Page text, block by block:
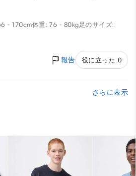
- 170cm体重: 76 - 80kg足のサイズ:
報告 役に立った 0
さらに表示